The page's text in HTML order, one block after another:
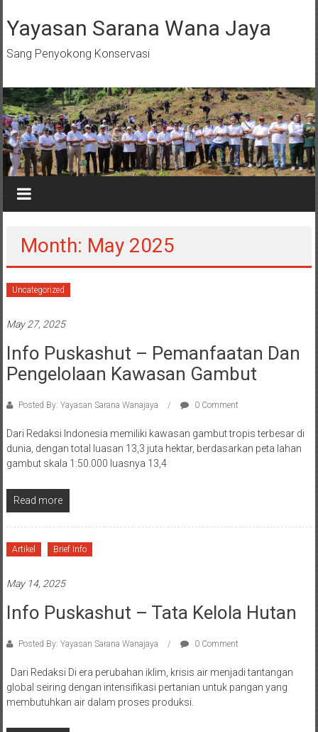
to
content
Yayasan Sarana Wana Jaya
Sang Penyokong Konservasi
Month: May 2025
Uncategorized
May 27, 2025
Info Puskashut – Pemanfaatan Dan
Pengelolaan Kawasan Gambut
Posted By: Yayasan Sarana Wanajaya 0 Comment
Dari Redaksi Indonesia memiliki kawasan gambut tropis terbesar di
dunia, dengan total luasan 13,3 juta hektar, berdasarkan peta lahan
gambut skala 1:50.000 luasnya 13,4
Read more
Artikel Brief Info
May 14, 2025
Info Puskashut – Tata Kelola Hutan
Posted By: Yayasan Sarana Wanajaya 0 Comment
Dari Redaksi Di era perubahan iklim, krisis air menjadi tantangan
global seiring dengan intensifikasi pertanian untuk pangan yang
membutuhkan air dalam proses produksi.